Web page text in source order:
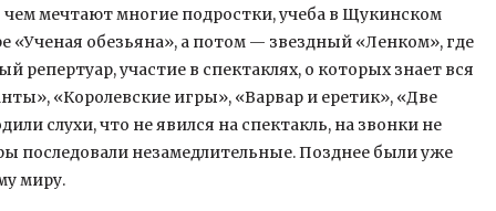
чем мечтают многие подростки, учеба в Щукинском
«Ученая обезьяна», а потом — звездный «Ленком», где
участие в спектаклях, о которых знает вся
«Королевские игры», «Варвар и еретик», «Две
слухи, что не явился на спектакль, на звонки не
последовали незамедлительные. Позднее были уже
миру.